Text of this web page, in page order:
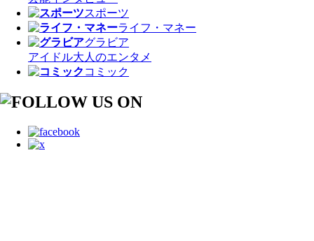
スポーツ
ライフ・マネー
グラビア
アイドル大人のエンタメ
コミック